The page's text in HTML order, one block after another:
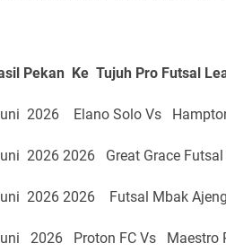
Pekan Ke Tujuh Pro Futsal
2026 Elano Solo Vs
2026 2026 Great Grace Futsal
2026 2026 Futsal Mbak
2026 Proton FC Vs Maestro